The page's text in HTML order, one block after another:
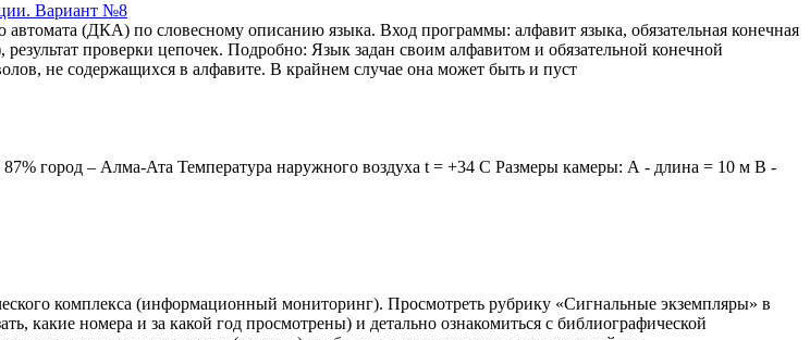
Вариант №8
(ДКА) по словесному описанию языка. Вход программы: алфавит языка, обязательная конечная
проверки цепочек. Подробно: Язык задан своим алфавитом и обязательной конечной
не содержащихся в алфавите. В крайнем случае она может быть и пуст
город – Алма-Ата Температура наружного воздуха t = +34 C Размеры камеры: А - длина = 10 м В -
комплекса (информационный мониторинг). Просмотреть рубрику «Сигнальные экземпляры» в
какие номера и за какой год просмотрены) и детально ознакомиться с библиографической